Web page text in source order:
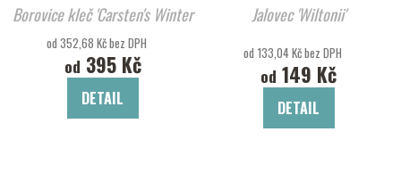
Borovice kleč 'Carsten's Winter
Gold'
od 352,68 Kč bez DPH
od 395 Kč
DETAIL
Jalovec 'Wiltonii'
od 133,04 Kč bez DPH
od 149 Kč
DETAIL